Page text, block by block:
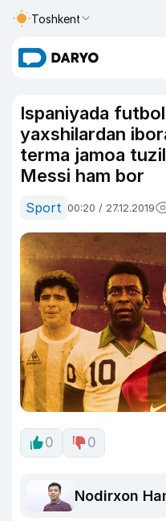
Toshkent
Ispaniyada
yaxshilardan
terma jamoa
Messi ham bor
Sport 00:20 / 27.12.2019
0 0
Nodirxon